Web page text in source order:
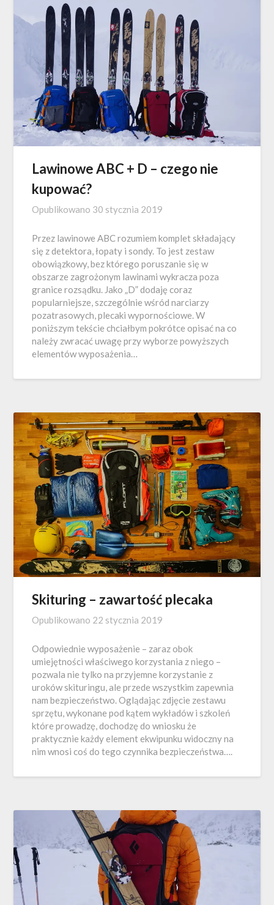
Lawinowe ABC + D – czego nie
kupować?
Opublikowano 30 stycznia 2019
Przez lawinowe ABC rozumiem komplet składający
się z detektora, łopaty i sondy. To jest zestaw
obowiązkowy, bez którego poruszanie się w
obszarze zagrożonym lawinami wykracza poza
granice rozsądku. Jako „D” dodaję coraz
popularniejsze, szczególnie wśród narciarzy
pozatrasowych, plecaki wypornościowe. W
poniższym tekście chciałbym pokrótce opisać na co
należy zwracać uwagę przy wyborze powyższych
elementów wyposażenia…
Skituring – zawartość plecaka
Opublikowano 22 stycznia 2019
Odpowiednie wyposażenie – zaraz obok
umiejętności właściwego korzystania z niego –
pozwala nie tylko na przyjemne korzystanie z
uroków skituringu, ale przede wszystkim zapewnia
nam bezpieczeństwo. Oglądając zdjęcie zestawu
sprzętu, wykonane pod kątem wykładów i szkoleń
które prowadzę, dochodzę do wniosku że
praktycznie każdy element ekwipunku widoczny na
nim wnosi coś do tego czynnika bezpieczeństwa….